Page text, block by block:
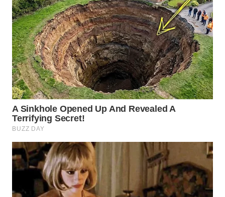
WN
SEMARANG
WN
SOLO
WN
BOROBUDUR
WN
MADURA
WN
SURABAYA